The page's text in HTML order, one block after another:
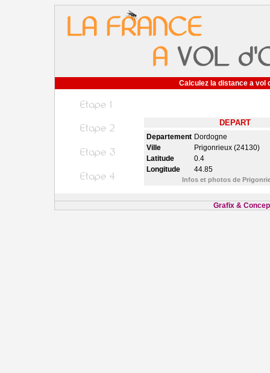
Calculez la distance a vol
DEPART
Departement Dordogne
Ville
Prigonrieux (24130)
Latitude
0.4
Longitude
44.85
Infos et photos de
Grafix &